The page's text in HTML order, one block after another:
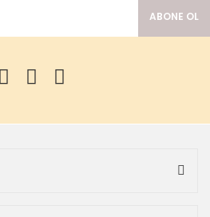
ABONE OL